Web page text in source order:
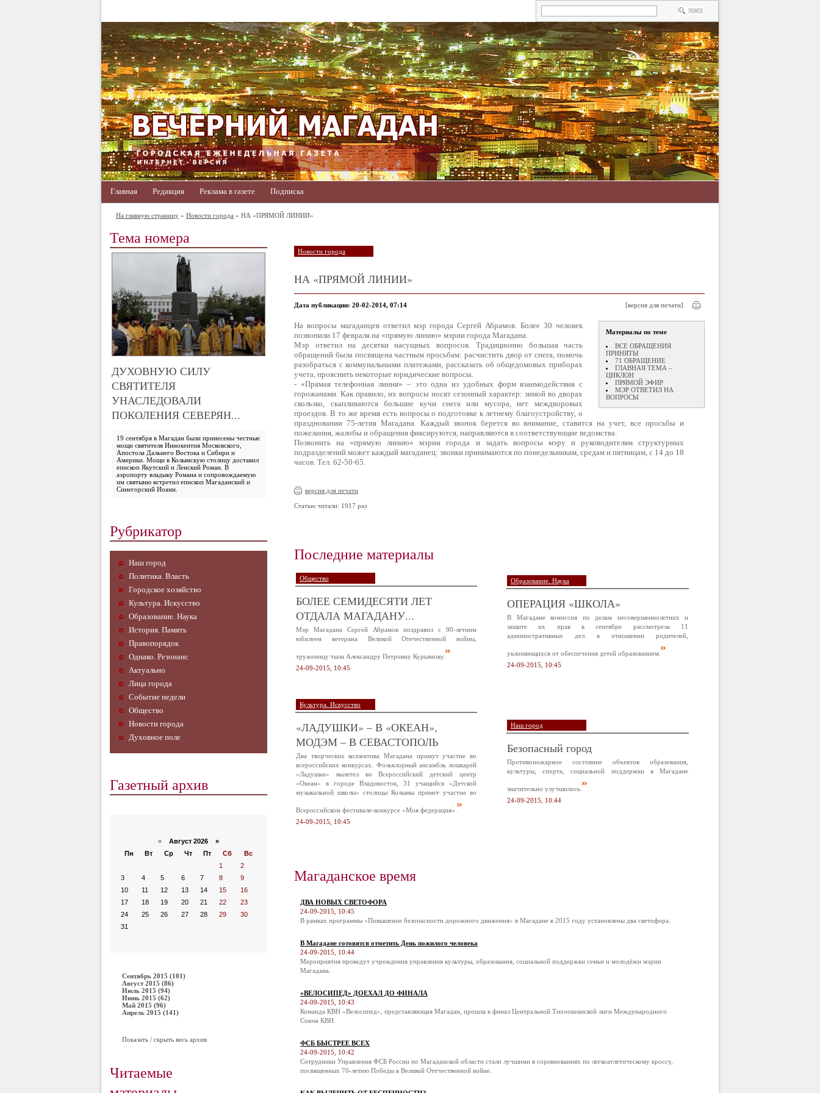
Главная Редакция Реклама в газете Подписка
На главную страницу » Новости города » НА «ПРЯМОЙ ЛИНИИ»
Тема номера
ДУХОВНУЮ СИЛУ
СВЯТИТЕЛЯ
УНАСЛЕДОВАЛИ
ПОКОЛЕНИЯ СЕВЕРЯН...
19 сентября в Магадан были принесены честные
мощи святителя Иннокентия Московского,
Апостола Дальнего Востока и Сибири и
Америки. Мощи в Колымскую столицу доставил
епископ Якутский и Ленский Роман. В
аэропорту владыку Романа и сопровождаемую
им святыню встретил епископ Магаданский и
Синегорский Иоанн.
Рубрикатор
Наш город
Политика. Власть
Городское хозяйство
Культура. Искусство
Образование. Наука
История. Память
Правопорядок
Однако. Резонанс
Актуально
Лица города
Событие недели
Общество
Новости города
Духовное поле
Газетный архив
« Август 2026 »
Пн
Вт Ср Чт Пт Сб
Вс
1
2
3
4 5 6 7 8
9
10
11 12 13 14 15
16
17
18 19 20 21 22
23
24
25 26 27 28 29
30
31
Сентябрь 2015 (101)
Август 2015 (86)
Июль 2015 (94)
Июнь 2015 (62)
Май 2015 (96)
Апрель 2015 (141)
Показать / скрыть весь архив
Читаемые
Новости города
НА «ПРЯМОЙ ЛИНИИ»
Дата публикации: 20-02-2014, 07:14 [версия для печати]
Материалы по теме
ВСЕ ОБРАЩЕНИЯ
ПРИНЯТЫ
71 ОБРАЩЕНИЕ
ГЛАВНАЯ ТЕМА –
ЦИКЛОН
ПРЯМОЙ ЭФИР
МЭР ОТВЕТИЛ НА
ВОПРОСЫ
На вопросы магаданцев ответил мэр города Сергей Абрамов. Более 30 человек
позвонили 17 февраля на «прямую линию» мэрии города Магадана.
Мэр ответил на десятки насущных вопросов. Традиционно большая часть
обращений была посвящена частным просьбам: расчистить двор от снега, помочь
разобраться с коммунальными платежами, рассказать об общедомовых приборах
учета, прояснить некоторые юридические вопросы.
- «Прямая телефонная линия» – это одна из удобных форм взаимодействия с
горожанами. Как правило, их вопросы носят сезонный характер: зимой во дворах
скользко, скапливаются большие кучи снега или мусора, нет междворовых
проездов. В то же время есть вопросы о подготовке к летнему благоустройству, о
праздновании 75-летия Магадана. Каждый звонок берется во внимание, ставится на учет, все просьбы и
пожелания, жалобы и обращения фиксируются, направляются в соответствующие ведомства.
Позвонить на «прямую линию» мэрии города и задать вопросы мэру и руководителям структурных
подразделений может каждый магаданец: звонки принимаются по понедельникам, средам и пятницам, с 14 до 18
часов. Тел. 62-50-65.
версия для печати
Статью читали: 1917 раз
Последние материалы
Общество
БОЛЕЕ СЕМИДЕСЯТИ ЛЕТ
ОТДАЛА МАГАДАНУ...
Мэр Магадана Сергей Абрамов поздравил с 90-летним
юбилеем ветерана Великой Отечественной войны,
труженицу тыла Александру Петровну Курьянову.
24-09-2015, 10:45
Образование. Наука
ОПЕРАЦИЯ «ШКОЛА»
В Магадане комиссия по делам несовершеннолетних и
защите их прав в сентябре рассмотрела 11
административных дел в отношении родителей,
уклоняющихся от обеспечения детей образованием.
24-09-2015, 10:45
Культура. Искусство
«ЛАДУШКИ» – В «ОКЕАН»,
МОДЭМ – В СЕВАСТОПОЛЬ
Два творческих коллектива Магадана примут участие во
всероссийских конкурсах. Фольклорный ансамбль лошкарей
«Ладушки» вылетел во Всероссийский детский центр
«Океан» в городе Владивосток, 31 учащийся «Детской
музыкальной школы» столицы Колымы примет участие во
Всероссийском фестивале-конкурсе «Моя федерация».
24-09-2015, 10:45
Наш город
Безопасный город
Противопожарное состояние объектов образования,
культуры, спорта, социальной поддержки в Магадане
значительно улучшилось.
24-09-2015, 10:44
Магаданское время
ДВА НОВЫХ СВЕТОФОРА
24-09-2015, 10:45
В рамках программы «Повышение безопасности дорожного движения» в Магадане в 2015 году установлены два светофора.
В Магадане готовятся отметить День пожилого человека
24-09-2015, 10:44
Мероприятия проведут учреждения управления культуры, образования, социальной поддержки семьи и молодёжи мэрии
Магадана.
«ВЕЛОСИПЕД» ДОЕХАЛ ДО ФИНАЛА
24-09-2015, 10:43
Команда КВН «Велосипед», представляющая Магадан, прошла в финал Центральной Тихоокеанской лиги Международного
Союза КВН.
ФСБ БЫСТРЕЕ ВСЕХ
24-09-2015, 10:42
Сотрудники Управления ФСБ России по Магаданской области стали лучшими в соревнованиях по легкоатлетическому кроссу,
посвященных 70-летию Победы в Великой Отечественной войне.